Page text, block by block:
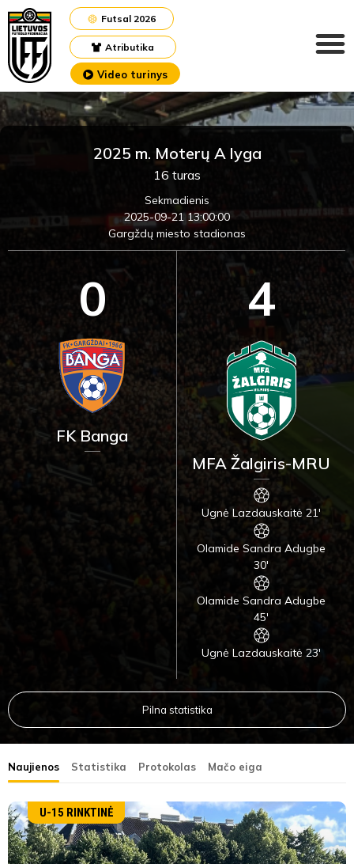
Atributika
Futsal 2026
Video turinys
2025 m. Moterų A lyga
16 turas
Sekmadienis
2025-09-21 13:00:00
Gargždų miesto stadionas
0
FK Banga
4
MFA Žalgiris-MRU
Ugnė Lazdauskaitė 21'
Olamide Sandra Adugbe
30'
Olamide Sandra Adugbe
45'
Ugnė Lazdauskaitė 23'
Pilna statistika
Naujienos Statistika Protokolas Mačo eiga
U-15 RINKTINĖ